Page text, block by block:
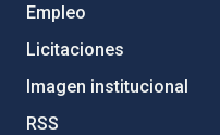
Empleo
Licitaciones
Imagen institucional
RSS